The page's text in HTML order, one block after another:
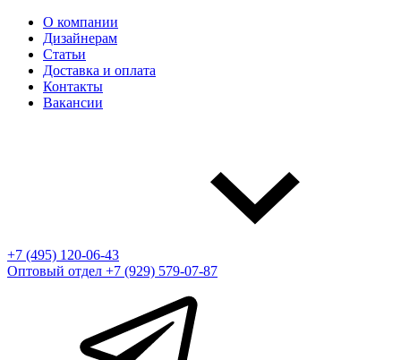
О компании
Дизайнерам
Статьи
Доставка и оплата
Контакты
Вакансии
+7 (495) 120-06-43
Оптовый отдел +7 (929) 579-07-87